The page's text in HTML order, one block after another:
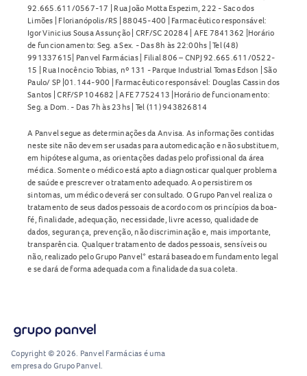
92.665.611/0567-17 | Rua João Motta Espezim, 222 - Saco dos
Limões | Florianópolis/RS | 88045-400 | Farmacêutico responsável:
Igor Vinicius Sousa Assunção | CRF/SC 20284 | AFE 7841362 |Horário
de funcionamento: Seg. a Sex. - Das 8h às 22:00hs | Tel (48)
991337615| Panvel Farmácias | Filial 806 – CNPJ 92.665.611/0522-
15 | Rua Inocêncio Tobias, nº 131 - Parque Industrial Tomas Edson | São
Paulo/ SP |01.144-900 | Farmacêutico responsável: Douglas Cassin dos
Santos | CRF/SP 104682 | AFE 7752413 |Horário de funcionamento:
Seg. a Dom. - Das 7h às 23hs | Tel (11) 943826814
A Panvel segue as determinações da Anvisa. As informações contidas
neste site não devem ser usadas para automedicação e não substituem,
em hipótese alguma, as orientações dadas pelo profissional da área
médica. Somente o médico está apto a diagnosticar qualquer problema
de saúde e prescrever o tratamento adequado. Ao persistirem os
sintomas, um médico deverá ser consultado. O Grupo Panvel realiza o
tratamento de seus dados pessoais de acordo com os princípios da boa-
fé, finalidade, adequação, necessidade, livre acesso, qualidade de
dados, segurança, prevenção, não discriminação e, mais importante,
transparência. Qualquer tratamento de dados pessoais, sensíveis ou
não, realizado pelo Grupo Panvel* estará baseado em fundamento legal
e se dará de forma adequada com a finalidade da sua coleta.
Copyright © 2026. Panvel Farmácias é uma
empresa do Grupo Panvel.